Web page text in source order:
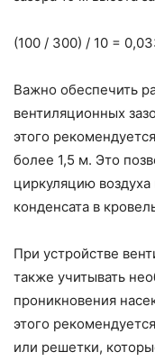
(100 / 300) / 10 =
Важно обеспечить
вентиляционных
этого
более 1,5 м. Это
циркуляцию воздуха
конденсата в
При устройстве
также учитывать
проникновения
этого
или решетки,